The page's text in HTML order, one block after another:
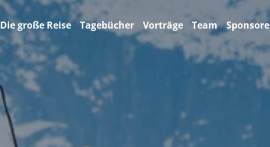
Die große Reise Tagebücher Vorträge Team